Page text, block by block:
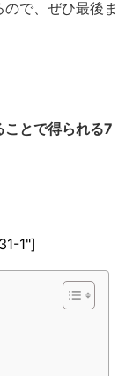
で、ぜひ最後ま
ことで得られる7
1"]